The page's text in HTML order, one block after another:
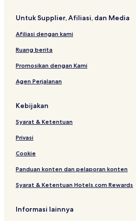
r
n
c
h
Untuk Supplier, Afiliasi, dan Media
Afiliasi dengan kami
Ruang berita
Promosikan dengan Kami
Agen Perjalanan
Kebijakan
Syarat & Ketentuan
Privasi
Cookie
Panduan konten dan pelaporan konten
Syarat & Ketentuan Hotels.com Rewards
Informasi lainnya